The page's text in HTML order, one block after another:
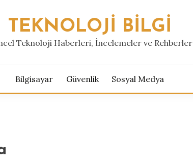
TEKNOLOJI BILGI
Teknoloji Haberleri, İncelemeler ve Rehberler
Bilgisayar Güvenlik Sosyal Medya